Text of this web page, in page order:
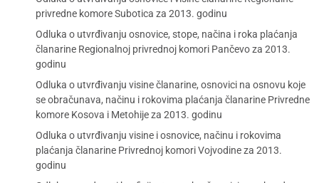
privredne komore Subotica za 2013. godinu
Odluka o utvrđivanju osnovice, stope, načina i roka plaćanja
članarine Regionalnoj privrednoj komori Pančevo za 2013.
godinu
Odluka o utvrđivanju visine članarine, osnovici na osnovu koje
se obračunava, načinu i rokovima plaćanja članarine Privredne
komore Kosova i Metohije za 2013. godinu
Odluka o utvrđivanju visine i osnovice, načinu i rokovima
plaćanja članarine Privrednoj komori Vojvodine za 2013.
godinu